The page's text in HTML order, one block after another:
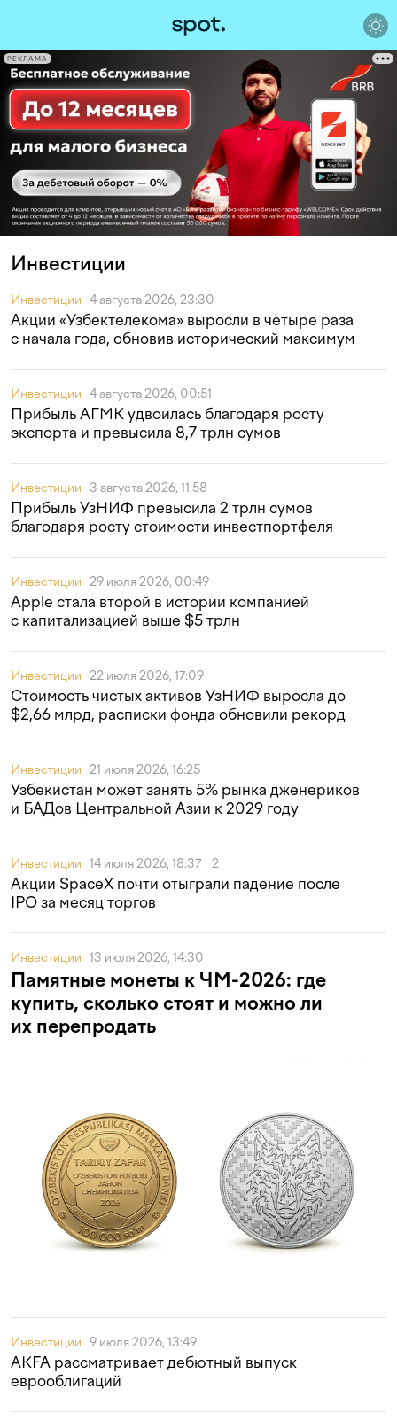
РЕКЛАМА
Инвестиции
Инвестиции 4 августа 2026, 23:30
Акции «Узбектелекома» выросли в четыре раза
с начала года, обновив исторический максимум
Инвестиции 4 августа 2026, 00:51
Прибыль АГМК удвоилась благодаря росту
экспорта и превысила 8,7 трлн сумов
Инвестиции 3 августа 2026, 11:58
Прибыль УзНИФ превысила 2 трлн сумов
благодаря росту стоимости инвестпортфеля
Инвестиции 29 июля 2026, 00:49
Apple стала второй в истории компанией
с капитализацией выше $5 трлн
Инвестиции 22 июля 2026, 17:09
Стоимость чистых активов УзНИФ выросла до
$2,66 млрд, расписки фонда обновили рекорд
Инвестиции 21 июля 2026, 16:25
Узбекистан может занять 5% рынка дженериков
и БАДов Центральной Азии к 2029 году
Инвестиции 14 июля 2026, 18:37 2
Акции SpaceX почти отыграли падение после
IPO за месяц торгов
Инвестиции 13 июля 2026, 14:30
Памятные монеты к ЧМ-2026: где
купить, сколько стоят и можно ли
их перепродать
Инвестиции 9 июля 2026, 13:49
AKFA рассматривает дебютный выпуск
еврооблигаций